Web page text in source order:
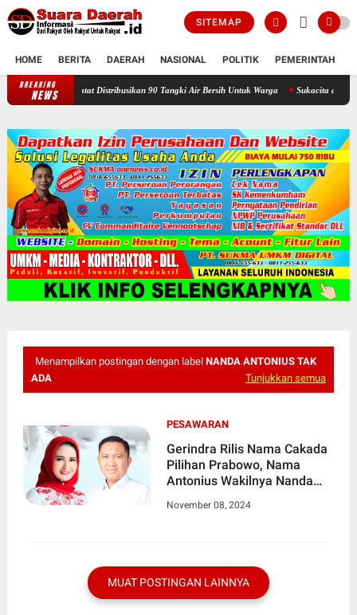
SITEMAP
HOME BERITA DAERAH NASIONAL POLITIK PEMERINTAH
BREAKING
NEWS Selama Kemarau : Posko Relawan Ganefo Tangen Mencatat
Menampilkan postingan dengan label NANDA ANTONIUS TAK
ADA
Tunjukkan semua
PESAWARAN
Gerindra Rilis Nama Cakada
Pilihan Prabowo, Nama
Antonius Wakilnya Nanda
November 08, 2024
MUAT POSTINGAN LAINNYA